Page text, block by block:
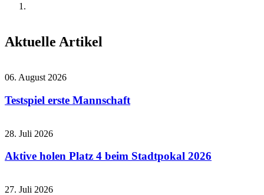
Aktuelle Artikel
06. August 2026
Testspiel erste Mannschaft
28. Juli 2026
Aktive holen Platz 4 beim Stadtpokal 2026
27. Juli 2026